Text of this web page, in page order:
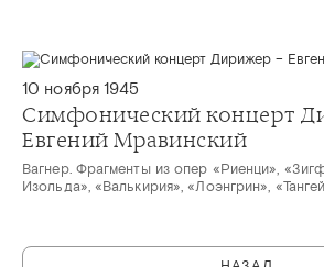
10 ноября 1945
Симфонический концерт
Евгений Мравинский
Вагнер. Фрагменты из опер «Риенци»,
Изольда», «Валькирия», «Лоэнгрин»,